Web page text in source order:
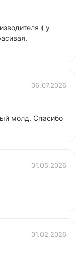
( у
06.07.2026
молд. Спасибо
01.05.2026
01.02.2026